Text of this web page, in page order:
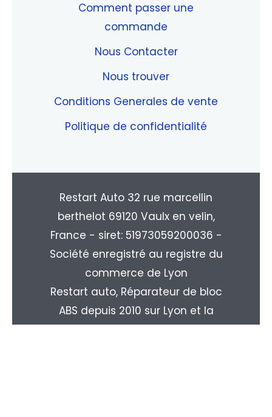
Comment passer une
commande
Nous Contacter
Nous trouver
Conditions Generales de vente
Politique de confidentialité
Restart Auto 32 rue marcellin
berthelot 69120 Vaulx en velin,
France - siret: 51973059200036 -
Société enregistré au registre du
commerce de Lyon
Restart auto, Réparateur de bloc
ABS depuis 2010 sur Lyon et la
région Rhone-alpes. Livraison